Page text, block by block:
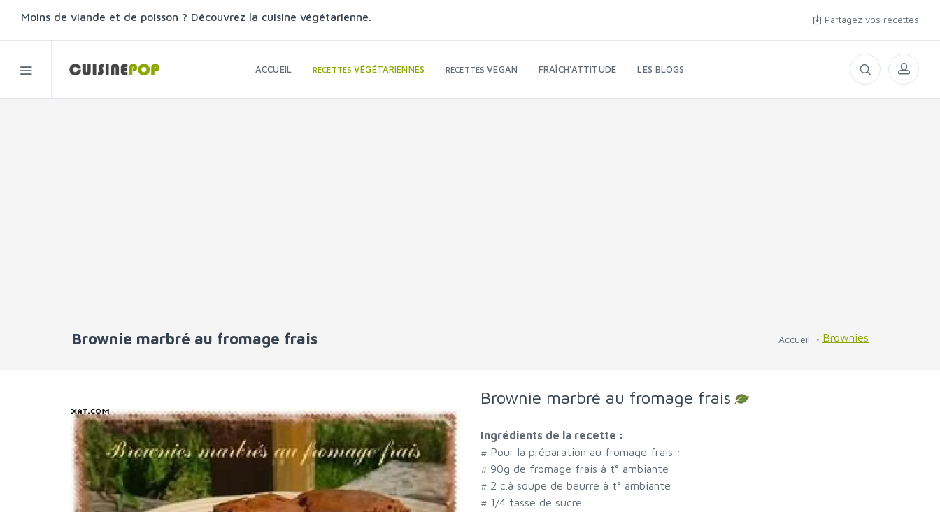
Moins de viande et de poisson ? Découvrez la cuisine végétarienne. Partagez vos recettes
ACCUEIL RECETTESVÉGÉTARIENNES RECETTESVEGAN FRAÎCH'ATTITUDE LES BLOGS
Brownie marbré au fromage frais Accueil Brownies
Brownie marbré au fromage frais
Ingrédients de la recette :
# Pour la préparation au fromage frais :
# 90g de fromage frais à t° ambiante
# 2 c.à soupe de beurre à t° ambiante
# 1/4 tasse de sucre